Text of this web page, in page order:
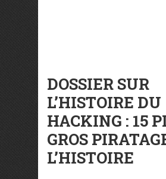
DOSSIER SUR
L’HISTOIRE DU
HACKING : 15
GROS
L’HISTOIRE